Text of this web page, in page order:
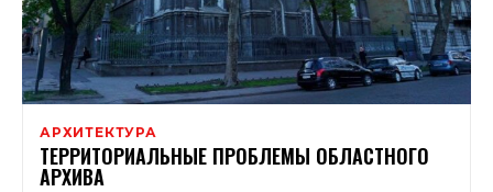
АРХИТЕКТУРА
ТЕРРИТОРИАЛЬНЫЕ ПРОБЛЕМЫ ОБЛАСТНОГО
АРХИВА